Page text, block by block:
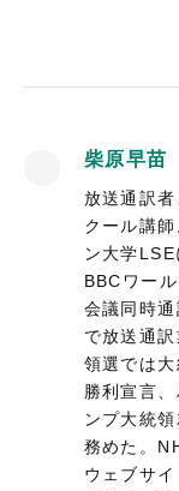
柴原早苗
放送通訳
クール講
ン大学
BBCワー
会議同時
で放送通
領選では
勝利宣言
ンプ大統
務めた。
ウェブサ